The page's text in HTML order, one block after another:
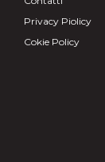
Privacy Piolicy
Cokie Policy